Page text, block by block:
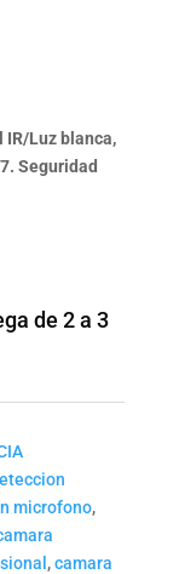
IR/Luz blanca,
Seguridad
de 2 a 3
microfono,
,camara